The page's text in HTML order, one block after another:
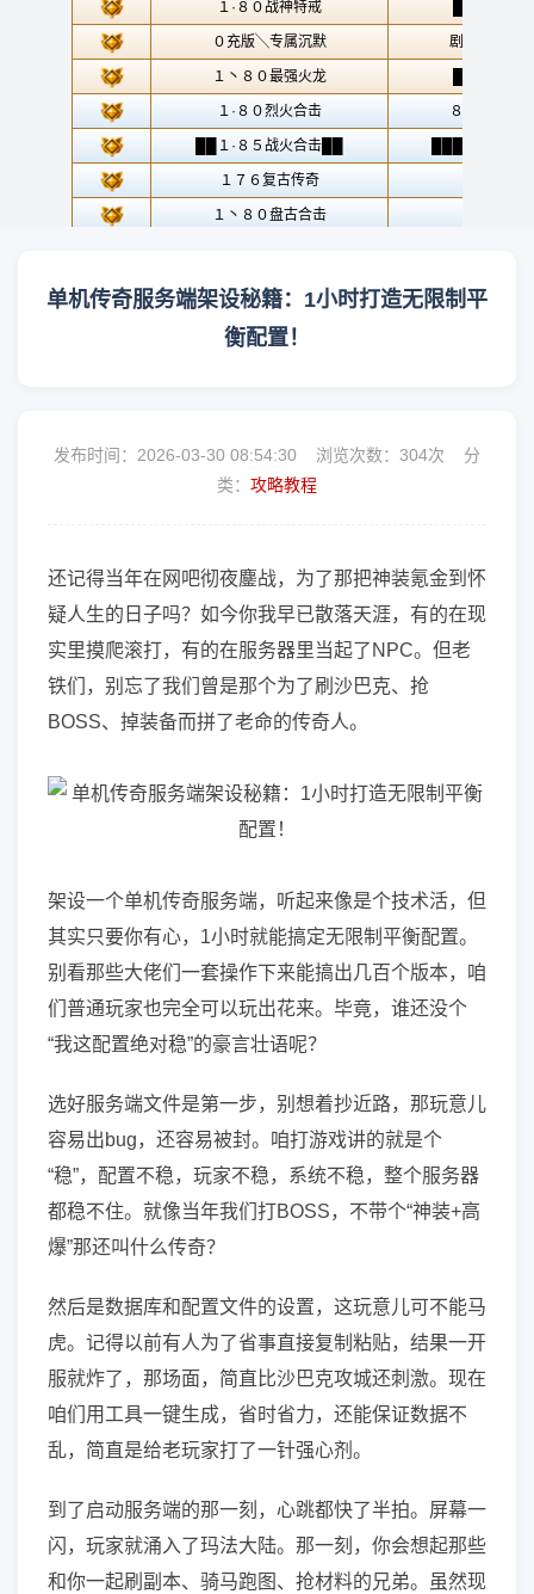
单机传奇服务端架设秘籍：1小时打造无限制平
衡配置！
发布时间：2026-03-30 08:54:30 浏览次数： 304次 分
类： 攻略教程
还记得当年在网吧彻夜鏖战，为了那把神装氪金到怀
疑人生的日子吗？如今你我早已散落天涯，有的在现
实里摸爬滚打，有的在服务器里当起了NPC。但老
铁们，别忘了我们曾是那个为了刷沙巴克、抢
BOSS、掉装备而拼了老命的传奇人。
架设一个单机传奇服务端，听起来像是个技术活，但
其实只要你有心，1小时就能搞定无限制平衡配置。
别看那些大佬们一套操作下来能搞出几百个版本，咱
们普通玩家也完全可以玩出花来。毕竟，谁还没个
“我这配置绝对稳”的豪言壮语呢？
选好服务端文件是第一步，别想着抄近路，那玩意儿
容易出bug，还容易被封。咱打游戏讲的就是个
“稳”，配置不稳，玩家不稳，系统不稳，整个服务器
都稳不住。就像当年我们打BOSS，不带个“神装+高
爆”那还叫什么传奇？
然后是数据库和配置文件的设置，这玩意儿可不能马
虎。记得以前有人为了省事直接复制粘贴，结果一开
服就炸了，那场面，简直比沙巴克攻城还刺激。现在
咱们用工具一键生成，省时省力，还能保证数据不
乱，简直是给老玩家打了一针强心剂。
到了启动服务端的那一刻，心跳都快了半拍。屏幕一
闪，玩家就涌入了玛法大陆。那一刻，你会想起那些
和你一起刷副本、骑马跑图、抢材料的兄弟。虽然现